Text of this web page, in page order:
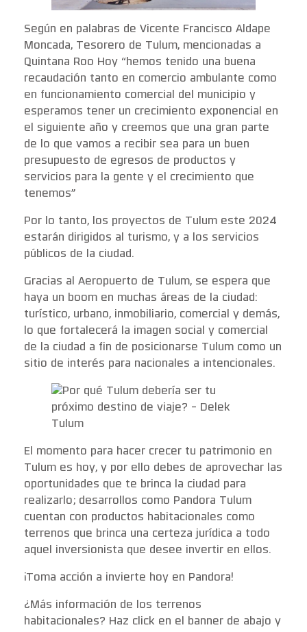
Según en palabras de Vicente Francisco Aldape
Moncada, Tesorero de Tulum, mencionadas a
Quintana Roo Hoy “hemos tenido una buena
recaudación tanto en comercio ambulante como
en funcionamiento comercial del municipio y
esperamos tener un crecimiento exponencial en
el siguiente año y creemos que una gran parte
de lo que vamos a recibir sea para un buen
presupuesto de egresos de productos y
servicios para la gente y el crecimiento que
tenemos”
Por lo tanto, los proyectos de Tulum este 2024
estarán dirigidos al turismo, y a los servicios
públicos de la ciudad.
Gracias al Aeropuerto de Tulum, se espera que
haya un boom en muchas áreas de la ciudad:
turístico, urbano, inmobiliario, comercial y demás,
lo que fortalecerá la imagen social y comercial
de la ciudad a fin de posicionarse Tulum como un
sitio de interés para nacionales a intencionales.
El momento para hacer crecer tu patrimonio en
Tulum es hoy, y por ello debes de aprovechar las
oportunidades que te brinca la ciudad para
realizarlo; desarrollos como Pandora Tulum
cuentan con productos habitacionales como
terrenos que brinca una certeza jurídica a todo
aquel inversionista que desee invertir en ellos.
¡Toma acción a invierte hoy en Pandora!
¿Más información de los terrenos
habitacionales? Haz click en el banner de abajo y